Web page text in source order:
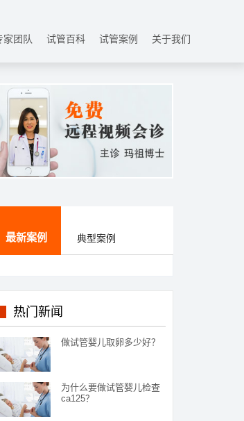
家团队 试管百科 试管案例 关于我们
最新案例 典型案例
热门新闻
做试管婴儿取卵多少好？
为什么要做试管婴儿检查
ca125？